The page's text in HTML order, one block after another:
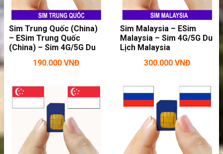
Sim Bruneichúng tôi đang bánlà sim 4G/5G
trọn gói dùng trong ngắn ngày tại Brunei. Đây là
sim dành cho khách du lịch có nhu cầu vào
mạng khi ở Brunei, không dùng để nghe gọi. Đối
thì đây là loại sim phù hợp nhất.
Sim Trung Quốc (China)
– ESim Trung Quốc
(China) – Sim 4G/5G Du
Lịch Trung Quốc
190.000 VNĐ
Sim Malaysia – ESim
Malaysia – Sim 4G/5G Du
Lịch Malaysia
300.000 VNĐ